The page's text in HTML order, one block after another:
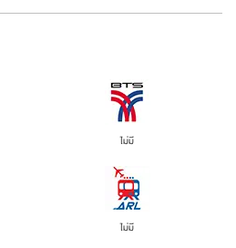
ไม่มี
ไม่มี